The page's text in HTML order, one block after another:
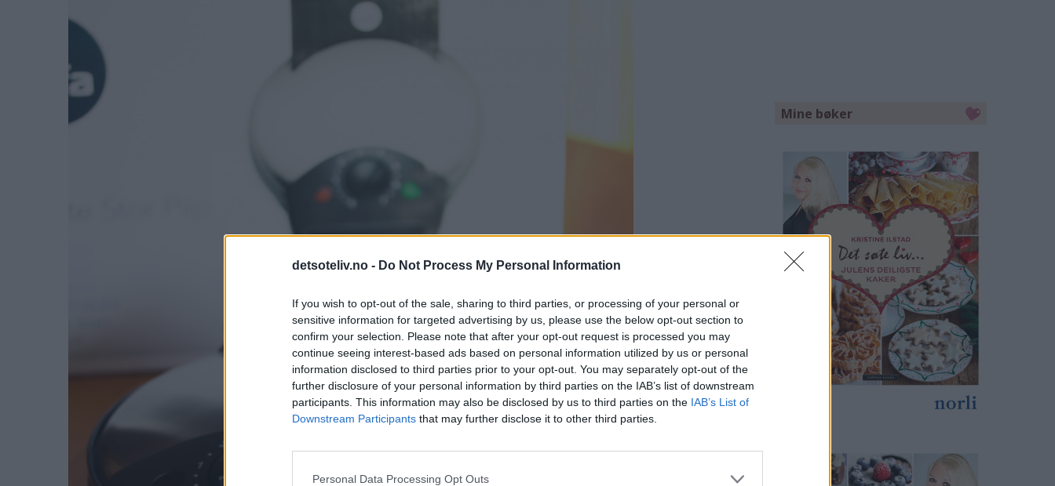
detsoteliv.no - Do Not Process My Personal Information
If you wish to opt-out of the sale, sharing to third parties, or processing of your personal or
sensitive information for targeted advertising by us, please use the below opt-out section to
confirm your selection. Please note that after your opt-out request is processed you may
continue seeing interest-based ads based on personal information utilized by us or personal
information disclosed to third parties prior to your opt-out. You may separately opt-out of the
further disclosure of your personal information by third parties on the IAB’s list of downstream
participants. This information may also be disclosed by us to third parties on the IAB’s List of
Downstream Participants that may further disclose it to other third parties.
Personal Data Processing Opt Outs
Mine bøker